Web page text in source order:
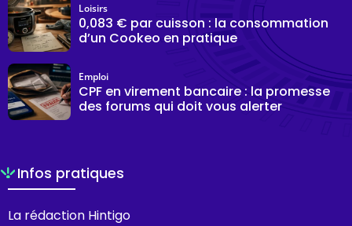
0,083 € par cuisson : la consommation
d’un Cookeo en pratique
Loisirs
CPF en virement bancaire : la promesse
des forums qui doit vous alerter
Emploi
Infos pratiques
La rédaction Hintigo